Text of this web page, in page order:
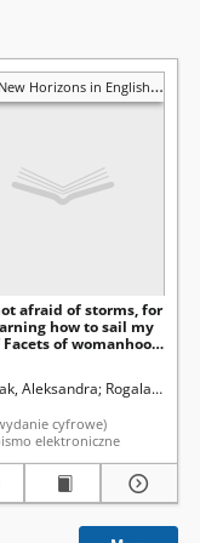
Lingwistyki Stosowanej
New Horizons in English Studies
afraid of storms, for
how to sail my
Facets of womanhood
Aleksandra Rogala, Parycja
cyfrowe)
elektroniczne